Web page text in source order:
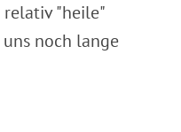
"heile"
noch lange